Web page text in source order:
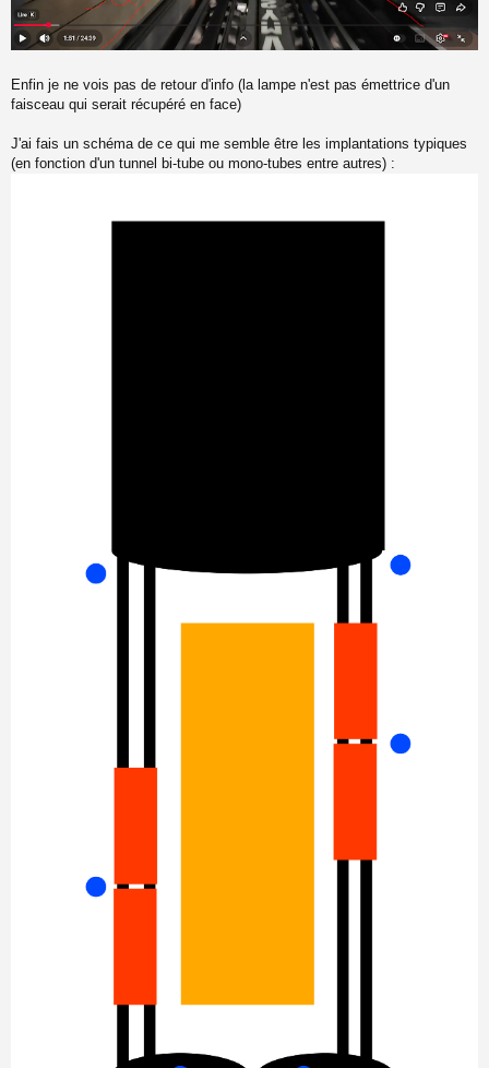
Enfin je ne vois pas de retour d'info (la lampe n'est pas émettrice d'un
faisceau qui serait récupéré en face)
J'ai fais un schéma de ce qui me semble être les implantations typiques
(en fonction d'un tunnel bi-tube ou mono-tubes entre autres) :